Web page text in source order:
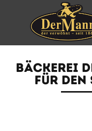
BÄCKEREI
FÜR DEN